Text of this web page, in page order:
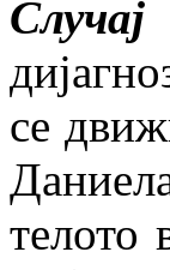
се
телото